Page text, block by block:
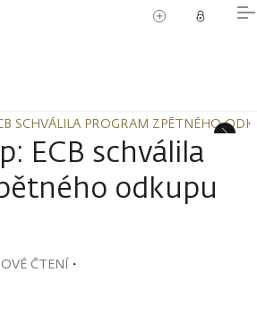
SCHVÁLILA PROGRAM ZPĚTNÉHO
SCHVÁLILA PROGRAM ZPĚTNÉHO
ECB schválila
odkupu
ČTENÍ・